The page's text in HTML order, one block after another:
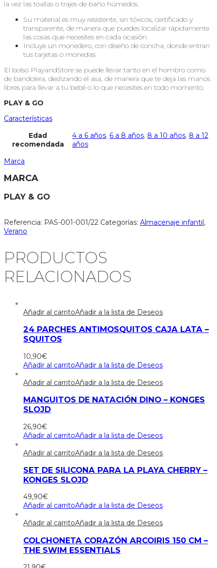
la vez las toallas o trajes de baño húmedos.
Su material es muy resistente, sin tóxicos, certificado y
transparente, de manera que puedes localizar rápidamente
las cosas que necesites en cada ocasión.
Incluye un monedero, con diseño de concha, donde entran
tus tarjetas o monedas.
El bolso PlayandStore se puede llevar tanto en el hombro como
de bandolera, deslizando el asa, de manera que te deja las manos
libres para llevar a tu bebé o lo que necesites en todo momento.
PLAY & GO
Características
Edad
recomendada
4 a 6 años, 6 a 8 años, 8 a 10 años, 8 a 12
años
Marca
MARCA
PLAY & GO
Referencia: PAS-001-001/22 Categorías: Almacenaje infantil,
Verano
PRODUCTOS
RELACIONADOS
Añadir al carritoAñadir a la lista de Deseos
24 PARCHES ANTIMOSQUITOS CAJA LATA –
SQUITOS
10,90€
Añadir al carritoAñadir a la lista de Deseos
Añadir al carritoAñadir a la lista de Deseos
MANGUITOS DE NATACIÓN DINO – KONGES
SLOJD
26,90€
Añadir al carritoAñadir a la lista de Deseos
Añadir al carritoAñadir a la lista de Deseos
SET DE SILICONA PARA LA PLAYA CHERRY –
KONGES SLOJD
49,90€
Añadir al carritoAñadir a la lista de Deseos
Añadir al carritoAñadir a la lista de Deseos
COLCHONETA CORAZÓN ARCOIRIS 150 CM –
THE SWIM ESSENTIALS